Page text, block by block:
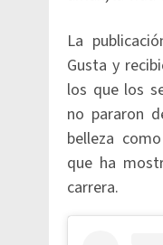
La
Gusta y
los que los
no pararon
belleza
que ha
carrera.